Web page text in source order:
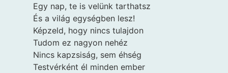
Egy nap, te is velünk tarthatsz
És a világ egységben lesz!
Képzeld, hogy nincs tulajdon
Tudom ez nagyon nehéz
Nincs kapzsiság, sem éhség
Testvérként él minden ember